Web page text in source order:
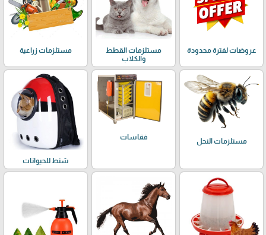
عروضات لفترة محدودة
مستلزمات القطط
والكلاب
مستلزمات زراعية
مستلزمات النحل
فقاسات
شنط للحيوانات